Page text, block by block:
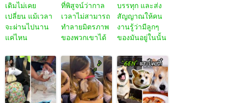
เดิมไม่เคย
เปลี่ยน แม้เวลา
จะผ่านไปนาน
แค่ไหน
ที่พิสูจน์ว่ากาล
เวลาไม่สามารถ
ทำลายมิตรภาพ
ของพวกเขาได้
บรรทุก และส่ง
สัญญาณให้คน
งานรู้ว่ามีลูกๆ
ของมันอยู่ในนั้น